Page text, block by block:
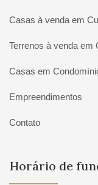
Casas à venda em
Terrenos à venda em
Casas em
Empreendimentos
Contato
Horário de